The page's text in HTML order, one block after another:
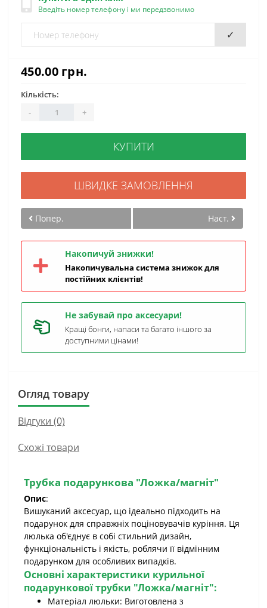
Введіть номер телефону і ми передзвонимо
✓
450.00 грн.
Кількість:
-
+
КУПИТИ
ШВИДКЕ ЗАМОВЛЕННЯ
Попер. Наст.
Накопичуй знижки!
Накопичувальна система знижок для
постійних клієнтів!
Не забувай про аксесуари!
Кращі бонги, напаси та багато іншого за
доступними цінами!
Огляд товару
Відгуки (0)
Схожі товари
Трубка подарункова "Ложка/магніт"
Опис:
Вишуканий аксесуар, що ідеально підходить на
подарунок для справжніх поціновувачів куріння. Ця
люлька об'єднує в собі стильний дизайн,
функціональність і якість, роблячи її відмінним
подарунком для особливих випадків.
Основні характеристики курильної
подарункової трубки "Ложка/магніт":
Матеріал люльки: Виготовлена з